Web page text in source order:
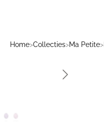
Home>Collecties>Ma Petite>